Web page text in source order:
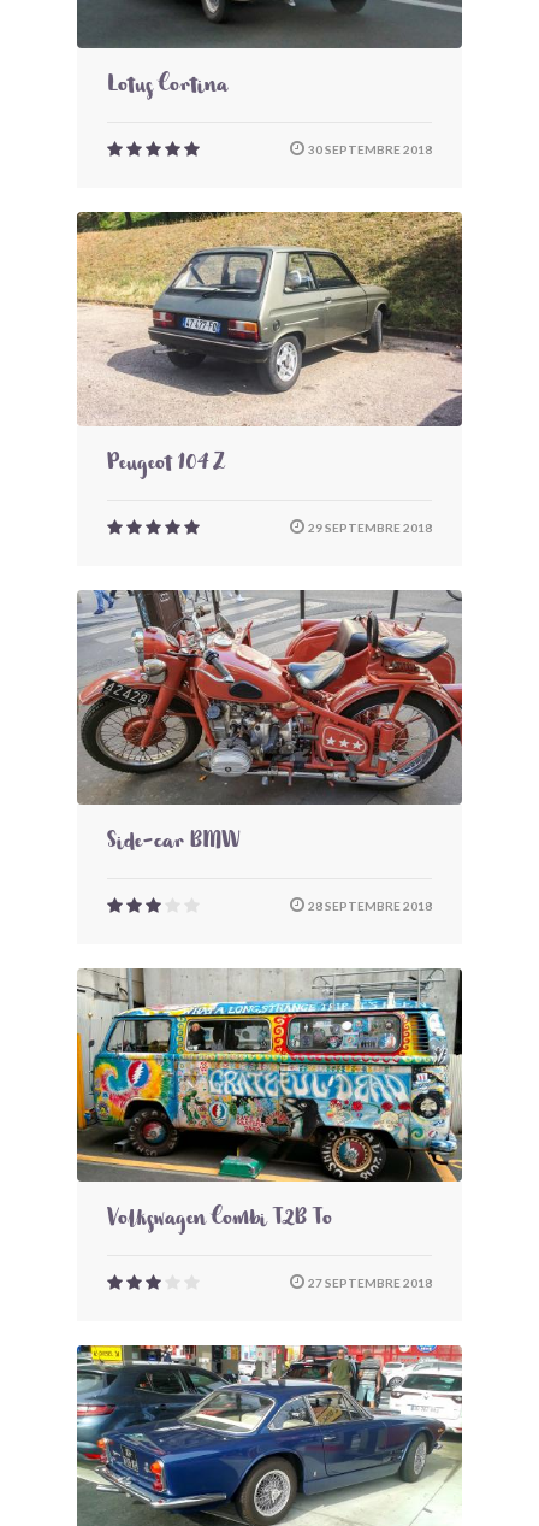
Lotus Cortina
30 SEPTEMBRE 2018
Peugeot 104 Z
29 SEPTEMBRE 2018
Side-car BMW
28 SEPTEMBRE 2018
Volkswagen Combi T2B To
27 SEPTEMBRE 2018